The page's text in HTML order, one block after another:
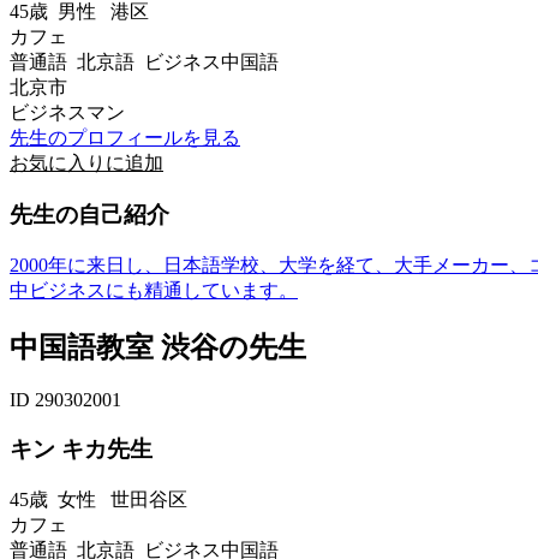
45歳 男性 港区
カフェ
普通語 北京語 ビジネス中国語
北京市
ビジネスマン
先生のプロフィールを見る
お気に入りに追加
先生の自己紹介
2000年に来日し、日本語学校、大学を経て、大手メーカー
中ビジネスにも精通しています。
中国語教室 渋谷の先生
ID 290302001
キン キカ先生
45歳 女性 世田谷区
カフェ
普通語 北京語 ビジネス中国語